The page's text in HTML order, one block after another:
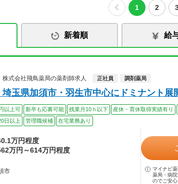
1 2
新着順 給
式会社飛鳥薬局の薬剤師求人
正社員 調剤薬局
埼玉県加須市・羽生市中心にドミナント展
以上可 新卒も応募可能 残業月10ｈ以下 産休・育休取得実績有り
日以上
管理職候補 在宅業務あり
万円程度
万円～614万円程度
市
マイナビ
薬局・病
のでご安心